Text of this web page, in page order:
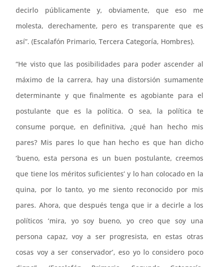
decirlo públicamente y, obviamente, que eso me
molesta, derechamente, pero es transparente que es
así”. (Escalafón Primario, Tercera Categoría, Hombres).
“He visto que las posibilidades para poder ascender al
máximo de la carrera, hay una distorsión sumamente
determinante y que finalmente es agobiante para el
postulante que es la política. O sea, la política te
consume porque, en definitiva, ¿qué han hecho mis
pares? Mis pares lo que han hecho es que han dicho
‘bueno, esta persona es un buen postulante, creemos
que tiene los méritos suficientes’ y lo han colocado en la
quina, por lo tanto, yo me siento reconocido por mis
pares. Ahora, que después tenga que ir a decirle a los
políticos ‘mira, yo soy bueno, yo creo que soy una
persona capaz, voy a ser progresista, en estas otras
cosas voy a ser conservador’, eso yo lo considero poco